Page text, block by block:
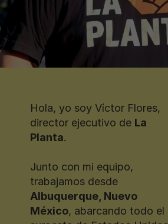
Hola, yo soy Víctor Flores,
director ejecutivo de La
Planta.
Junto con mi equipo,
trabajamos desde
Albuquerque, Nuevo
México, abarcando todo el